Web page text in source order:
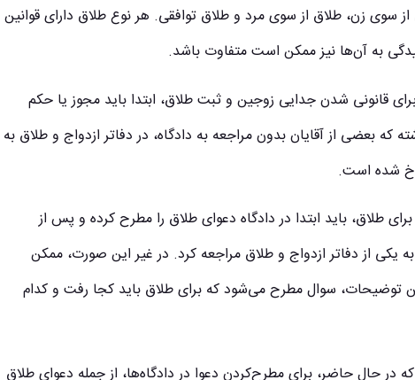
سوی زن، طلاق از سوی مرد و طلاق توافقی. هر نوع طلاق دارای قوانین
به آن‌ها نیز ممکن است متفاوت باشد.
قانونی شدن جدایی زوجین و ثبت طلاق، ابتدا باید مجوز یا حکم
که بعضی از آقایان بدون مراجعه به دادگاه، در دفاتر ازدواج و طلاق به
شده است.
طلاق، باید ابتدا در دادگاه دعوای طلاق را مطرح کرده و پس از
یکی از دفاتر ازدواج و طلاق مراجعه کرد. در غیر این صورت، ممکن
سوال مطرح می‌شود که برای طلاق باید کجا رفت و کدام
در حال حاضر، برای مطرح‌کردن دعوا در دادگاه‌ها، از جمله دعوای طلاق